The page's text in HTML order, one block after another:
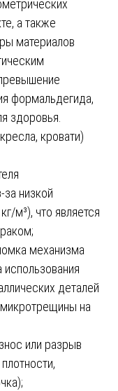
а также
материалов
формальдегида,
здоровья.
кровати)
за низкой
м³), что является
механизма
деталей
на
или разрыв